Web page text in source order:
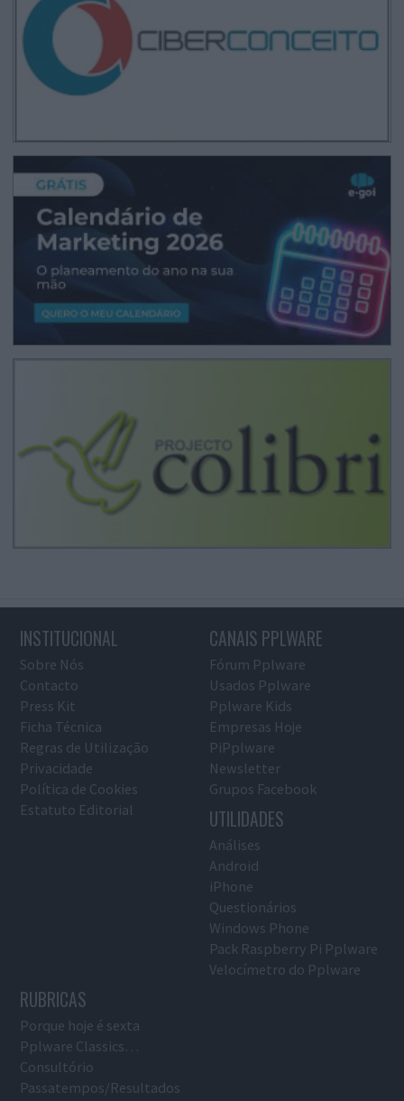
INSTITUCIONAL
Sobre Nós
Contacto
Press Kit
Ficha Técnica
Regras de Utilização
Privacidade
Política de Cookies
Estatuto Editorial
CANAIS PPLWARE
Fórum Pplware
Usados Pplware
Pplware Kids
Empresas Hoje
PiPplware
Newsletter
Grupos Facebook
UTILIDADES
Análises
Android
iPhone
Questionários
Windows Phone
Pack Raspberry Pi Pplware
Velocímetro do Pplware
RUBRICAS
Porque hoje é sexta
Pplware Classics…
Consultório
Passatempos/Resultados